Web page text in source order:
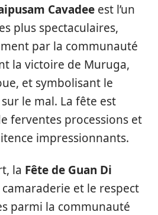
Cavadee est l’un
plus spectaculaires,
par la communauté
la victoire de Muruga,
et symbolisant le
le mal. La fête est
ferventes processions et
impressionnants.
la Fête de Guan Di
camaraderie et le respect
parmi la communauté